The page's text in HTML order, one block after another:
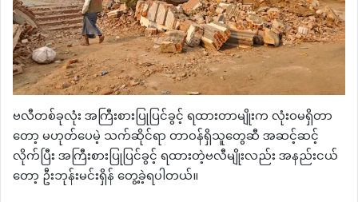
ဗလီတစ်ခုလုံး အကြီးစားပြုပြင်ခွင့် ရထားတာမျိုးက လုံးဝမရှိတာ
တော့ မဟုတ်ပေမဲ့ သက်ဆိုင်ရာ တာဝန်ရှိသူတွေဆီ အဆင့်ဆင့်
လိုက်ပြီး အကြီးစားပြုပြင်ခွင့် ရထားတဲ့ဗလီမျိုး‌လည်း အနည်းငယ်
တော့ ဦးဘုန်းမင်းရှိန် တွေ့ခဲ့ရပါတယ်။